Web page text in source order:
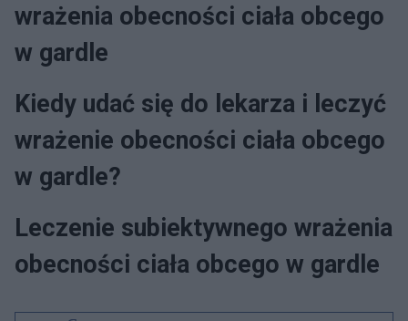
wrażenia obecności ciała obcego
w gardle
Kiedy udać się do lekarza i leczyć
wrażenie obecności ciała obcego
w gardle?
Leczenie subiektywnego wrażenia
obecności ciała obcego w gardle